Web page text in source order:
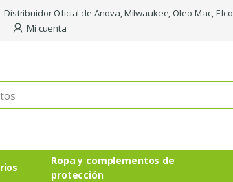
Distribuidor Oficial de Anova, Milwaukee, Oleo-Mac, Efco
Mi cuenta
Ropa y complementos de
protección